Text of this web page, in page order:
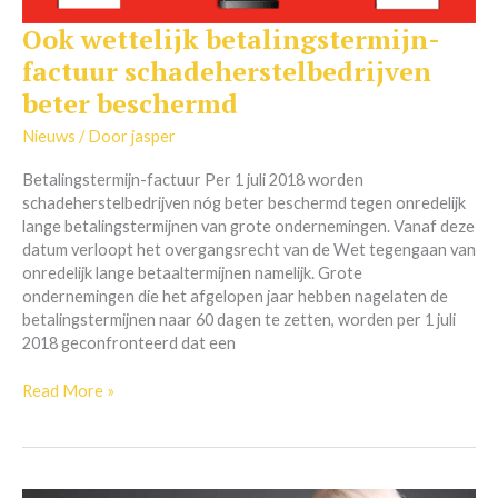
Ook wettelijk betalingstermijn-
factuur schadeherstelbedrijven
beter beschermd
Nieuws / Doorjasper
Betalingstermijn-factuur Per 1 juli 2018 worden
schadeherstelbedrijven nóg beter beschermd tegen onredelijk
lange betalingstermijnen van grote ondernemingen. Vanaf deze
datum verloopt het overgangsrecht van de Wet tegengaan van
onredelijk lange betaaltermijnen namelijk. Grote
ondernemingen die het afgelopen jaar hebben nagelaten de
betalingstermijnen naar 60 dagen te zetten, worden per 1 juli
2018 geconfronteerd dat een
Ook
wettelijk
betalingstermijn-
factuur
schadeherstelbedrijven
beschermd
Read More »